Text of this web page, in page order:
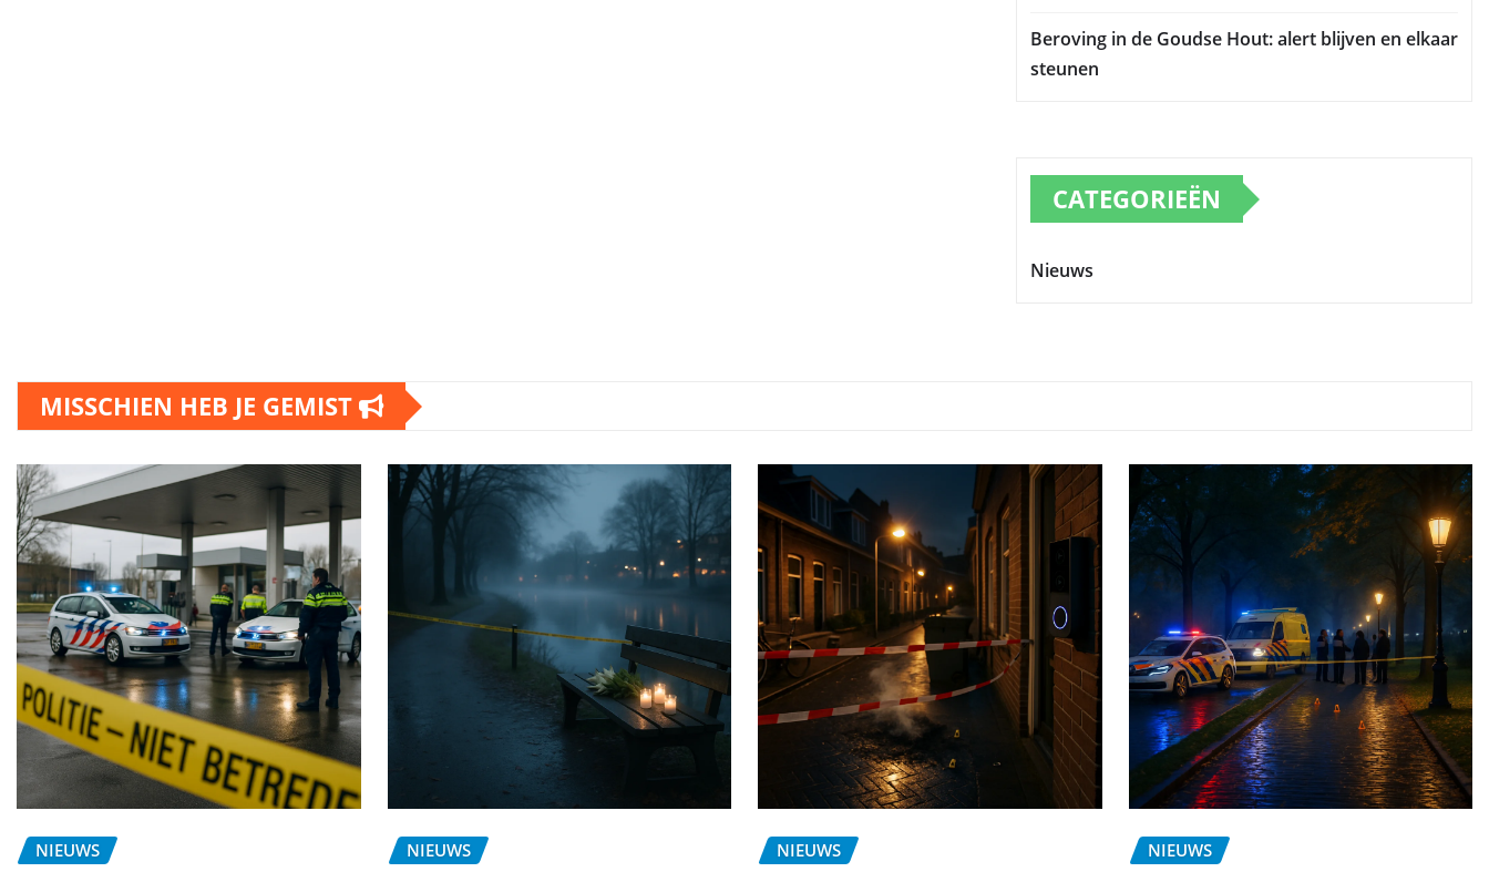
Beroving in de Goudse Hout: alert blijven en elkaar
steunen
CATEGORIEËN
Nieuws
MISSCHIEN HEB JE GEMIST
NIEUWS NIEUWS NIEUWS NIEUWS